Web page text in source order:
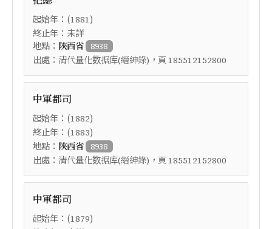
起始年：(1881)
終止年：未詳
地點： 陝西省 8938
出處： 清代量化数据库(縉紳錄) ，頁 185512152800
中軍都司
起始年：(1882)
終止年：(1883)
地點： 陝西省 8938
出處： 清代量化数据库(縉紳錄) ，頁 185512152800
中軍都司
起始年：(1879)